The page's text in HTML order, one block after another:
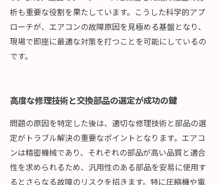
析も重要な役割を果たしています。こうした科学的アプ
ローチが、エアコンの故障原因を見極める基盤となり、
現場で即座に最適な対策を打つことを可能にしているの
です。
高度な修理技術と交換部品の選定が成功の鍵
問題の原因を特定した後は、適切な修理技術と部品の選
定がトラブル解決の重要なポイントとなります。エアコ
ンは精密機械であり、それぞれの部品が高い品質と適合
性を求められるため、汎用性のある部品を安易に使用す
るとさらなる故障のリスクを招きます。特に圧縮機や電